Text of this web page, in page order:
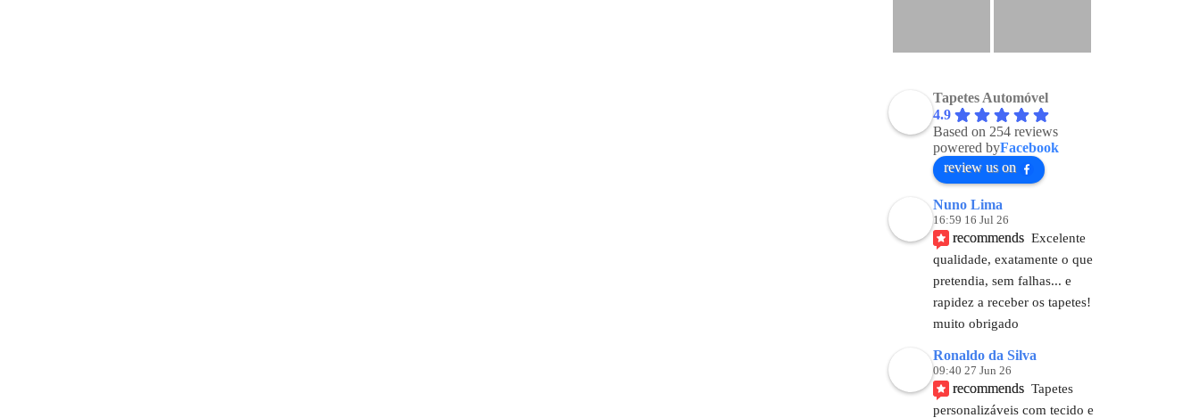
Tapetes Automóvel
4.9
Based on 254 reviews
powered byFacebook
review us on
Nuno Lima
16:59 16 Jul 26
recommends Excelente
qualidade, exatamente o que
pretendia, sem falhas... e
rapidez a receber os tapetes!
muito obrigado
Ronaldo da Silva
09:40 27 Jun 26
recommends Tapetes
personalizáveis com tecido e